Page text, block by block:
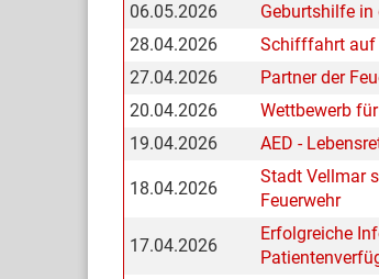
06.05.2026
Geburtshilfe
28.04.2026
Schifffahrt auf
27.04.2026
Partner der
20.04.2026
Wettbewerb
19.04.2026
AED -
18.04.2026
Stadt Vellmar
Feuerwehr
17.04.2026
Erfolgreiche